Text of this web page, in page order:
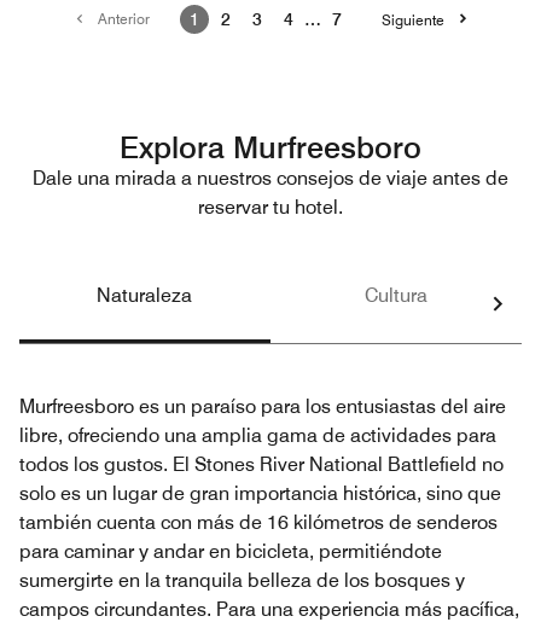
Anterior 1 2 3 4 … 7 Siguiente
Explora Murfreesboro
Dale una mirada a nuestros consejos de viaje antes de
reservar tu hotel.
Naturaleza Cultura
Murfreesboro es un paraíso para los entusiastas del aire
libre, ofreciendo una amplia gama de actividades para
todos los gustos. El Stones River National Battlefield no
solo es un lugar de gran importancia histórica, sino que
también cuenta con más de 16 kilómetros de senderos
para caminar y andar en bicicleta, permitiéndote
sumergirte en la tranquila belleza de los bosques y
campos circundantes. Para una experiencia más pacífica,